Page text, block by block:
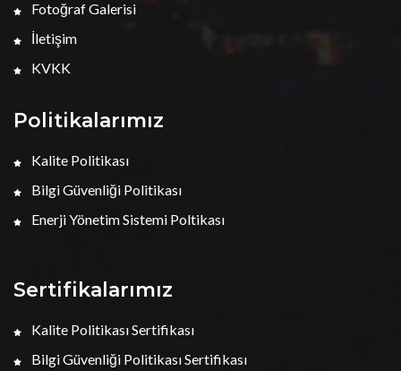
Fotoğraf Galerisi
İletişim
KVKK
Politikalarımız
Kalite Politikası
Bilgi Güvenliği Politikası
Enerji Yönetim Sistemi Poltikası
Sertifikalarımız
Kalite Politikası Sertifikası
Bilgi Güvenliği Politikası Sertifikası